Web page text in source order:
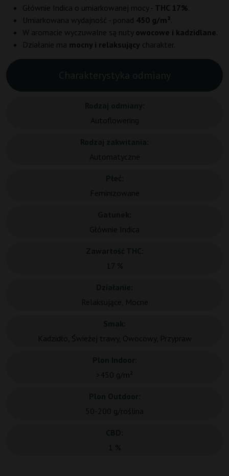
Głównie Indica o umiarkowanej mocy - THC 17%
Umiarkowana wydajność - ponad 450 g/m²
W aromacie wyczuwalne są nuty owocowe i kadzidlane
Działanie ma mocny i relaksujący charakter.
Charakterystyka odmiany